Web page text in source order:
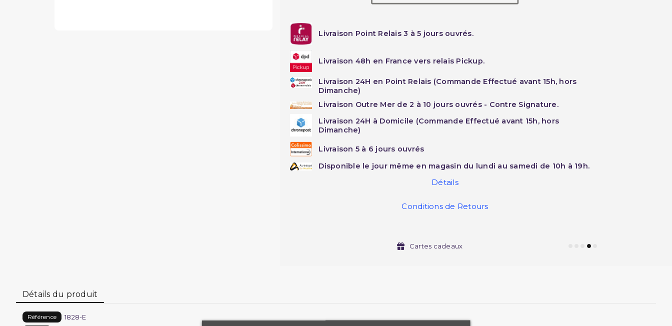
Livraison Point Relais 3 à 5 jours ouvrés.
Livraison 48h en France vers relais Pickup.
Livraison 24H en Point Relais (Commande Effectué avant 15h, hors
Dimanche)
Livraison Outre Mer de 2 à 10 jours ouvrés - Contre Signature.
Livraison 24H à Domicile (Commande Effectué avant 15h, hors
Dimanche)
Livraison 5 à 6 jours ouvrés
Disponible le jour même en magasin du lundi au samedi de 10h à 19h.
Détails
Conditions de Retours
Cartes cadeaux
Détails du produit
Référence 1828-E